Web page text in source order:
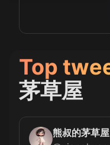
Top
茅草屋
熊叔的茅草屋